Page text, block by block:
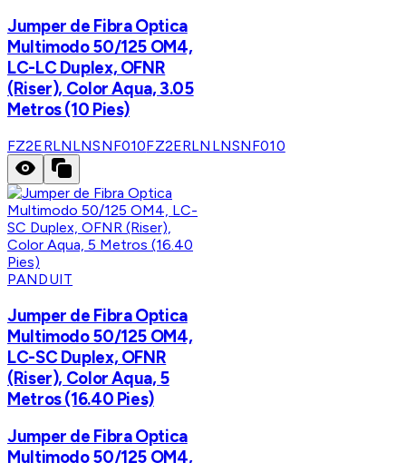
Jumper de Fibra Optica
Multimodo 50/125 OM4,
LC-LC Duplex, OFNR
(Riser), Color Aqua, 3.05
Metros (10 Pies)
FZ2ERLNLNSNF010FZ2ERLNLNSNF010
PANDUIT
Jumper de Fibra Optica
Multimodo 50/125 OM4,
LC-SC Duplex, OFNR
(Riser), Color Aqua, 5
Metros (16.40 Pies)
Jumper de Fibra Optica
Multimodo 50/125 OM4,